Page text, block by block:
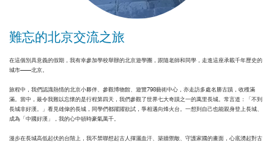
難忘的北京交流之旅
在這個別具意義的假期，我有幸參加學校舉辦的北京遊學團，跟隨老師和同學，走進這座承載千年歷史的
城市——北京。
旅程中，我們認識熱情的北京小夥伴、參觀博物館、遊覽798藝術中心，亦走訪多處名勝古蹟，收穫滿
滿。當中，最令我難以忘懷的是行程第四天，我們參觀了世界七大奇蹟之一的萬里長城。常言道：「不到
長城非好漢。」看見雄偉的長城，同學們都躍躍欲試，爭相邁向烽火台。一想到自己也能親身登上長城、
成為「中國好漢」，我的心中頓時豪氣萬千。
漫步在長城高低起伏的台階上，我不禁聯想起古人揮灑血汗、築牆禦敵、守護家國的畫面，心底湧起對古